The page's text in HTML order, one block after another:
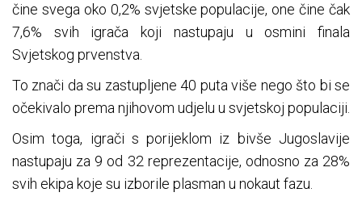
čine svega oko 0,2% svjetske populacije, one čine čak
7,6% svih igrača koji nastupaju u osmini finala
Svjetskog prvenstva.
To znači da su zastupljene 40 puta više nego što bi se
očekivalo prema njihovom udjelu u svjetskoj populaciji.
Osim toga, igrači s porijeklom iz bivše Jugoslavije
nastupaju za 9 od 32 reprezentacije, odnosno za 28%
svih ekipa koje su izborile plasman u nokaut fazu.